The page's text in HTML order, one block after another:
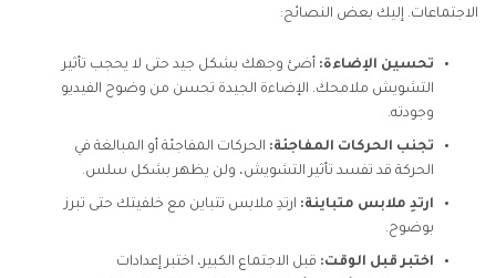
الاجتماعات. إليك بعض النصائح:
تحسين الإضاءة: أضئ وجهك بشكل جيد حتى لا يحجب تأثير
التشويش ملامحك. الإضاءة الجيدة تحسن من وضوح الفيديو
وجودته.
تجنب الحركات المفاجئة: الحركات المفاجئة أو المبالغة في
الحركة قد تفسد تأثير التشويش، ولن يظهر بشكل سلس.
ارتدِ ملابس متباينة: ارتدِ ملابس تتباين مع خلفيتك حتى تبرز
بوضوح.
اختبر قبل الوقت: قبل الاجتماع الكبير، اختبر إعدادات